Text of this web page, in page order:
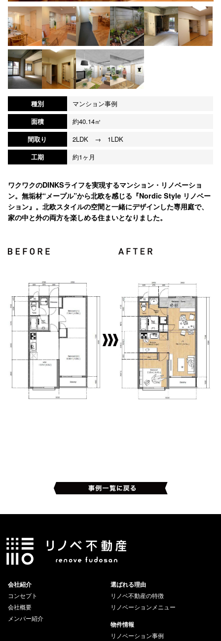
種別
マンション事例
面積
約40.14㎡
間取り
2LDK → 1LDK
工期
約1ヶ月
ワクワクのDINKSライフを実現するマンション・リノベーショ
ン。無垢材“メープル”から北欧を感じる『Nordic Style リノベー
ション』。北欧スタイルの空間と一緒にデザインした専用庭で、
家の中と外の両方を楽しめる住まいとなりました。
会社紹介
コンセプト
会社概要
メンバー紹介
選ばれる理由
リノベ不動産の特徴
リノベーションメニュー
物件情報
リノベーション事例